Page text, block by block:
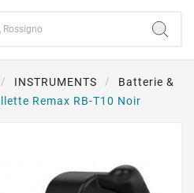
INSTRUMENTS
Batterie &
Remax RB-T10 Noir